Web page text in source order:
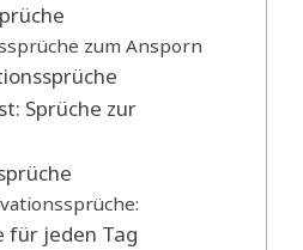
zum Ansporn
Sprüche zur
für jeden Tag